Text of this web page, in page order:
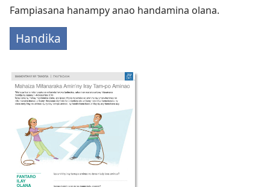
Fampiasana hanampy anao handamina olana.
Handika